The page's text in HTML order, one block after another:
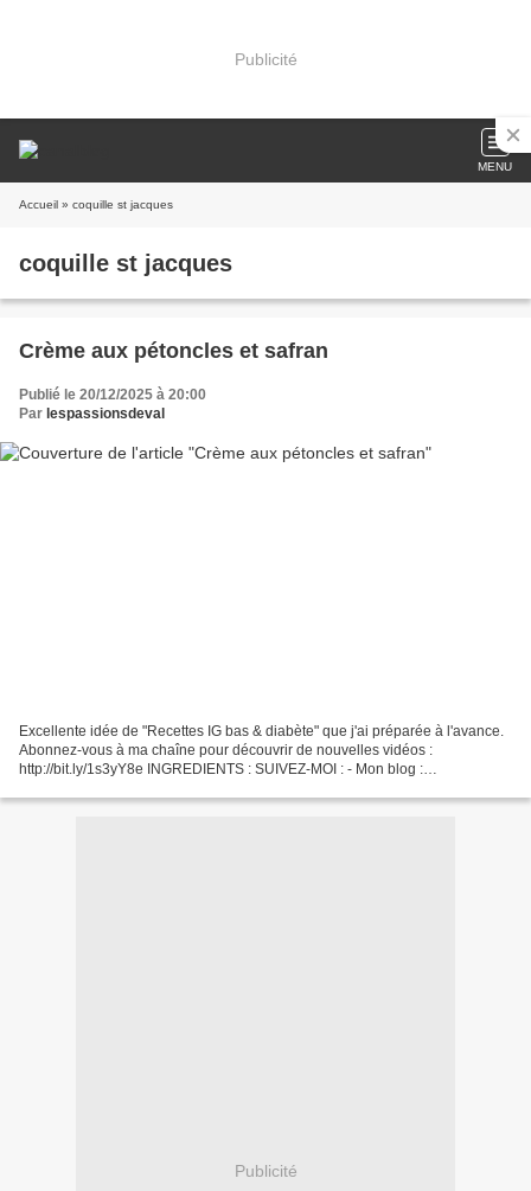
Publicité
MENU
Accueil » coquille st jacques
coquille st jacques
Crème aux pétoncles et safran
Publié le 20/12/2025 à 20:00
Par lespassionsdeval
Excellente idée de "Recettes IG bas & diabète" que j'ai préparée à l'avance.
Abonnez-vous à ma chaîne pour découvrir de nouvelles vidéos :
http://bit.ly/1s3yY8e INGREDIENTS : SUIVEZ-MOI : - Mon blog :
Publicité